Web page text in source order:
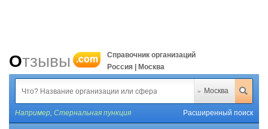
Отзывы .com
Справочник организаций
Россия | Москва
Москва
Например, Стернальная пункция Расширенный поиск